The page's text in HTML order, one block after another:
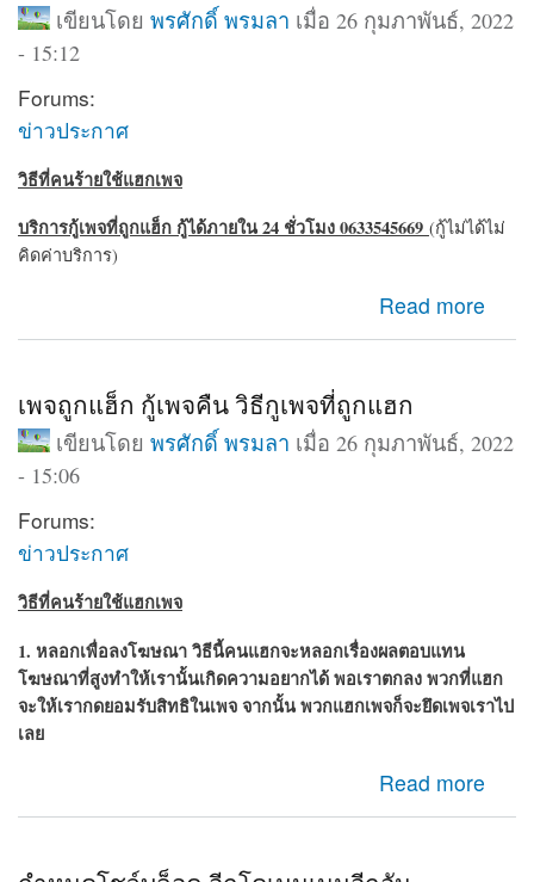
เขียนโดย พรศักดิ์ พรมลา เมื่อ 26 กุมภาพันธ์, 2022
- 15:12
Forums:
ข่าวประกาศ
วิธีที่คนร้ายใช้แฮกเพจ
บริการกู้เพจที่ถูกแฮ็ก กู้ได้ภายใน 24 ชั่วโมง 0633545669 (กู้ไม่ได้ไม่
คิดค่าบริการ)
Read more
about ถูกแฮ็กเพจ เพจถูกบุกรุก สามารถกู้คืนได้ 24 ชั่วโมง
เพจถูกแฮ็ก กู้เพจคืน วิธีกูเพจที่ถูกแฮก
เขียนโดย พรศักดิ์ พรมลา เมื่อ 26 กุมภาพันธ์, 2022
- 15:06
Forums:
ข่าวประกาศ
วิธีที่คนร้ายใช้แฮกเพจ
1. หลอกเพื่อลงโฆษณา วิธีนี้คนแฮกจะหลอกเรื่องผลตอบแทน
โฆษณาที่สูงทำให้เรานั้นเกิดความอยากได้ พอเราตกลง พวกที่แฮก
จะให้เรากดยอมรับสิทธิในเพจ จากนั้น พวกแฮกเพจก็จะยึดเพจเราไป
เลย
Read more
about เพจถูกแฮ็ก กู้เพจคืน วิธีกูเพจที่ถูกแฮก